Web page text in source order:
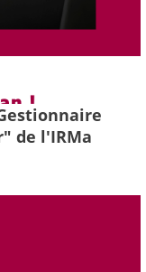
de l'IRMa